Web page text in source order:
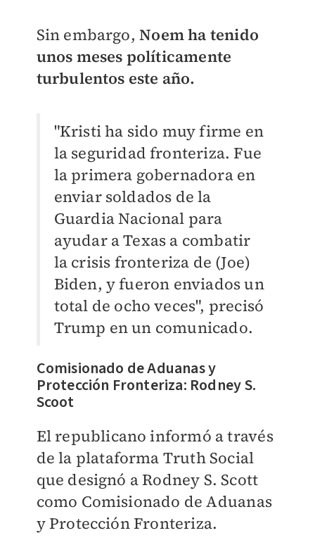
Sin embargo,Noem ha tenido
unos meses políticamente
turbulentos este año.
"Kristi ha sido muy firme en
la seguridad fronteriza. Fue
la primera gobernadora en
enviar soldados de la
Guardia Nacional para
ayudar a Texas a combatir
la crisis fronteriza de (Joe)
Biden, y fueron enviados un
total de ocho veces", precisó
Trump en un comunicado.
Comisionado de Aduanas y
Protección Fronteriza: Rodney S.
Scoot
El republicano informó a través
de la plataforma Truth Social
que designó a Rodney S. Scott
como Comisionado de Aduanas
y Protección Fronteriza.